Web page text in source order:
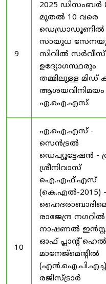
9
2025 ഡിസംബർ
മുതൽ 10 വരെ
ഡെഡ്രാഡൂണിൽ
സായുധ
സിവിൽ സർവീസ്
ഉദ്യോഗസ്ഥരും
തമ്മിലുള്ള മിഡ്
ആശയവിനിമയം
എ.ഐ.എസ്.
10
എ.ഐ.എസ് -
സെൻട്രൽ
ഡെപ്യൂട്ടേഷൻ -
ശ്രീനിവാസ്
ഐ.എഫ്.എസ്
(കെ.എൽ-2015) -
രാജേന്ദ്ര നഗറിൽ
നാഷണൽ
ഓഫ് പ്ലാന്റ്
മാനേജ്‌മെന്റിൽ
രജിസ്ട്രാർ